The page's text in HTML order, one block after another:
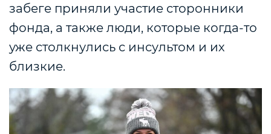
забеге приняли участие сторонники
фонда, а также люди, которые когда-то
уже столкнулись с инсультом и их
близкие.